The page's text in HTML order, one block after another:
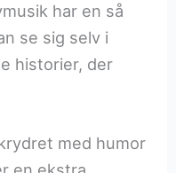
har en så
se sig selv i
historier, der
med humor